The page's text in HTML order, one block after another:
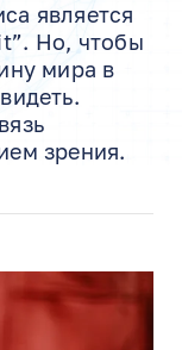
является
Но, чтобы
мира в
зрения.